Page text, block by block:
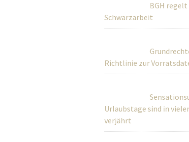
BGH
Schwarzarbeit
Richtlinie zur
Urlaubstage sind in
verjährt